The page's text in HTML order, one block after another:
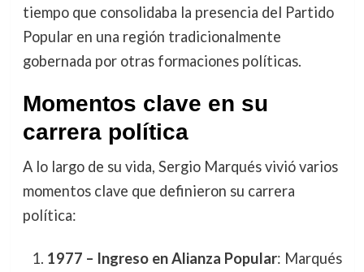
tiempo que consolidaba la presencia del Partido
Popular en una región tradicionalmente
gobernada por otras formaciones políticas.
Momentos clave en su
carrera política
A lo largo de su vida, Sergio Marqués vivió varios
momentos clave que definieron su carrera
política:
1977 – Ingreso en Alianza Popular: Marqués